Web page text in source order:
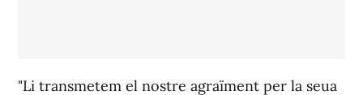
"Li transmetem el nostre agraïment per la seua